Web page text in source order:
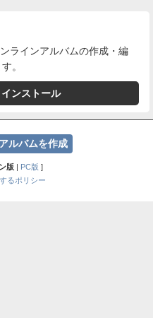
ラインアルバムの作成・編
。
インストール
アルバムを作成
版| PC版 ]
るポリシー